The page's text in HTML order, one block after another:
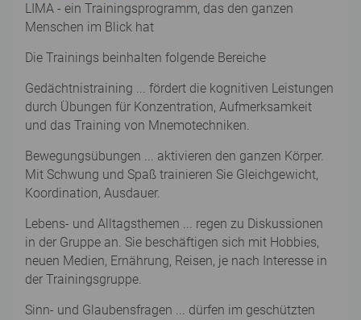
LIMA - ein Trainingsprogramm, das den ganzen
Menschen im Blick hat
Die Trainings beinhalten folgende Bereiche
Gedächtnistraining ... fördert die kognitiven Leistungen
durch Übungen für Konzentration, Aufmerksamkeit
und das Training von Mnemotechniken.
Bewegungsübungen ... aktivieren den ganzen Körper.
Mit Schwung und Spaß trainieren Sie Gleichgewicht,
Koordination, Ausdauer.
Lebens- und Alltagsthemen ... regen zu Diskussionen
in der Gruppe an. Sie beschäftigen sich mit Hobbies,
neuen Medien, Ernährung, Reisen, je nach Interesse in
der Trainingsgruppe.
Sinn- und Glaubensfragen ... dürfen im geschützten